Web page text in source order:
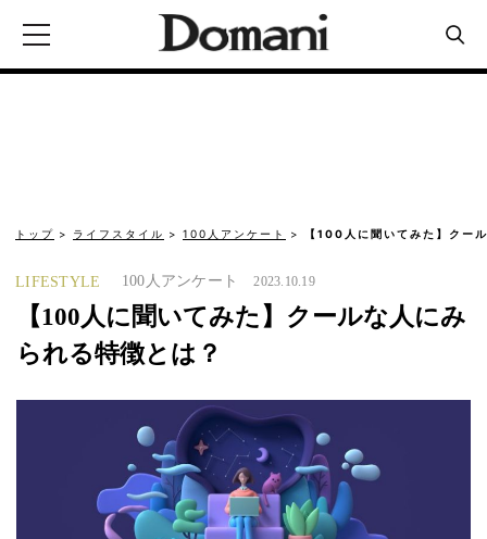
トップ ライフスタイル 100人アンケート 【100人に聞いてみた】クー
LIFESTYLE 100人アンケート 2023.10.19
【100人に聞いてみた】クールな人にみ
られる特徴とは？